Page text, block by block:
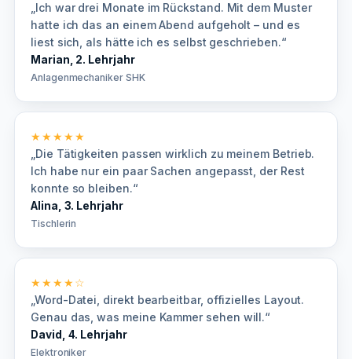
„Ich war drei Monate im Rückstand. Mit dem Muster
hatte ich das an einem Abend aufgeholt – und es
liest sich, als hätte ich es selbst geschrieben.“
Marian, 2. Lehrjahr
Anlagenmechaniker SHK
★★★★★
„Die Tätigkeiten passen wirklich zu meinem Betrieb.
Ich habe nur ein paar Sachen angepasst, der Rest
konnte so bleiben.“
Alina, 3. Lehrjahr
Tischlerin
★★★★☆
„Word-Datei, direkt bearbeitbar, offizielles Layout.
Genau das, was meine Kammer sehen will.“
David, 4. Lehrjahr
Elektroniker